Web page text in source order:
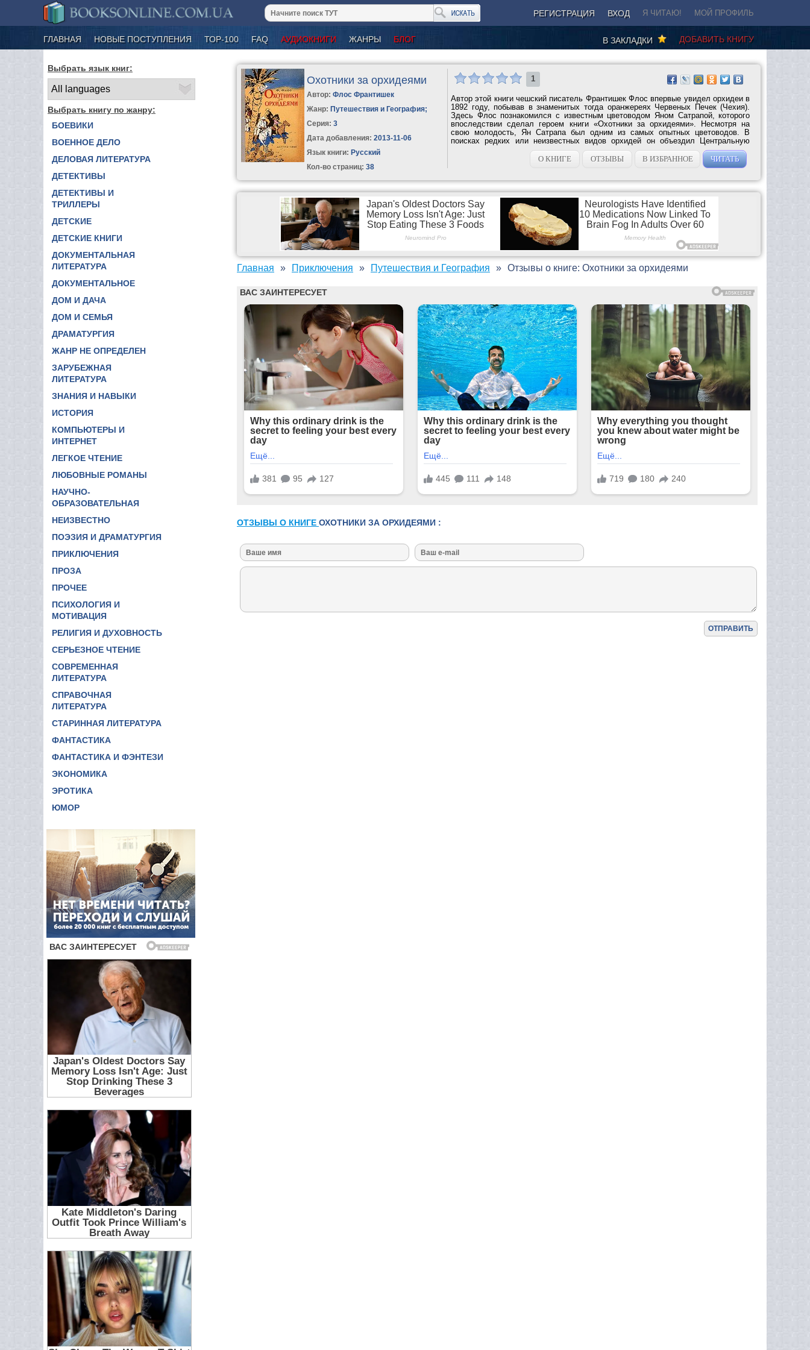
РЕГИСТРАЦИЯ ВХОД Я ЧИТАЮ! МОЙ ПРОФИЛЬ
ГЛАВНАЯ НОВЫЕ ПОСТУПЛЕНИЯ ТОР-100 FAQ АУДИОКНИГИ ЖАНРЫ БЛОГ ДОБАВИТЬ КНИГУ
В ЗАКЛАДКИ
Выбрать язык книг:
Выбрать книгу по жанру:
БОЕВИКИ
ВОЕННОЕ ДЕЛО
ДЕЛОВАЯ ЛИТЕРАТУРА
ДЕТЕКТИВЫ
ДЕТЕКТИВЫ И
ТРИЛЛЕРЫ
ДЕТСКИЕ
ДЕТСКИЕ КНИГИ
ДОКУМЕНТАЛЬНАЯ
ЛИТЕРАТУРА
ДОКУМЕНТАЛЬНОЕ
ДОМ И ДАЧА
ДОМ И СЕМЬЯ
ДРАМАТУРГИЯ
ЖАНР НЕ ОПРЕДЕЛЕН
ЗАРУБЕЖНАЯ
ЛИТЕРАТУРА
ЗНАНИЯ И НАВЫКИ
ИСТОРИЯ
КОМПЬЮТЕРЫ И
ИНТЕРНЕТ
ЛЕГКОЕ ЧТЕНИЕ
ЛЮБОВНЫЕ РОМАНЫ
НАУЧНО-
ОБРАЗОВАТЕЛЬНАЯ
НЕИЗВЕСТНО
ПОЭЗИЯ И ДРАМАТУРГИЯ
ПРИКЛЮЧЕНИЯ
ПРОЗА
ПРОЧЕЕ
ПСИХОЛОГИЯ И
МОТИВАЦИЯ
РЕЛИГИЯ И ДУХОВНОСТЬ
СЕРЬЕЗНОЕ ЧТЕНИЕ
СОВРЕМЕННАЯ
ЛИТЕРАТУРА
СПРАВОЧНАЯ
ЛИТЕРАТУРА
СТАРИННАЯ ЛИТЕРАТУРА
ФАНТАСТИКА
ФАНТАСТИКА И ФЭНТЕЗИ
ЭКОНОМИКА
ЭРОТИКА
ЮМОР
Охотники за орхидеями
Автор:Флос Франтишек
Жанр: Путешествия и География;
Серия:3
Дата добавления: 2013-11-06
Язык книги: Русский
Кол-во страниц: 38
1
Автор этой книги чешский писатель Франтишек Флос впервые увидел орхидеи в
1892 году, побывав в знаменитых тогда оранжереях Червеных Печек (Чехия).
Здесь Флос познакомился с известным цветоводом Яном Сатрапой, которого
впоследствии сделал героем книги «Охотники за орхидеями». Несмотря на
свою молодость, Ян Сатрапа был одним из самых опытных цветоводов. В
поисках редких или неизвестных видов орхидей он объездил Центральную
О КНИГЕ
ОТЗЫВЫ В ИЗБРАННОЕ ЧИТАТЬ
Главная Приключения Путешествия и География Отзывы о книге: Охотники за орхидеями
ОТЗЫВЫ О КНИГЕ ОХОТНИКИ ЗА ОРХИДЕЯМИ :